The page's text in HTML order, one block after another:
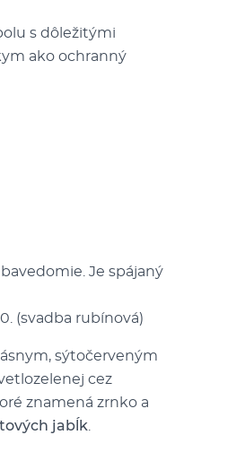
s dôležitými
ako ochranný
Je spájaný
(svadba rubínová)
sýtočerveným
cez
znamená zrnko a
jabĺk